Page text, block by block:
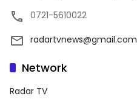
0721-5610022
radartvnews@gmail.com
Network
Radar TV